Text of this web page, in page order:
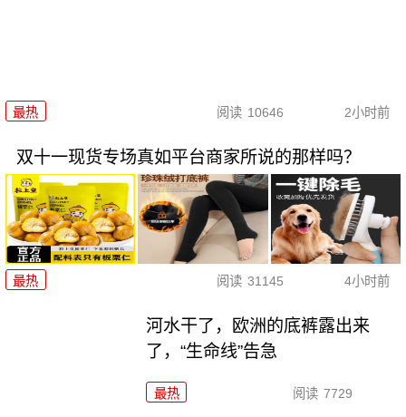
最热 阅读 10646 2小时前
双十一现货专场真如平台商家所说的那样吗？
最热 阅读 31145 4小时前
河水干了，欧洲的底裤露出来
了，“生命线”告急
最热 阅读 7729